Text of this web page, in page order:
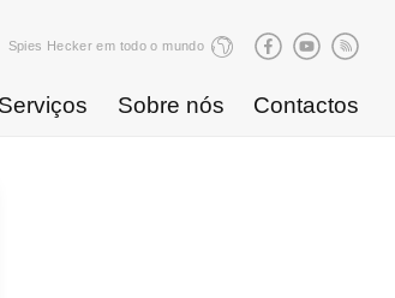
Spies Hecker em todo o mundo
Serviços Sobre nós Contactos